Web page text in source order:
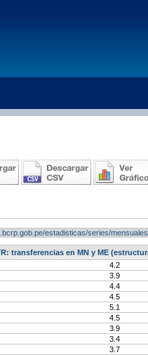
estadisticas/series/
transferencias en MN y ME
4.2
3.9
4.4
4.5
5.1
4.5
3.9
3.4
3.7